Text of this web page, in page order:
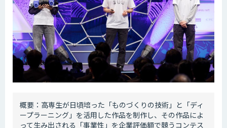
概要：高専生が日頃培った「ものづくりの技術」と「ディ
ープラーニング」を活用した作品を制作し、その作品によ
って生み出される「事業性」を企業評価額で競うコンテス